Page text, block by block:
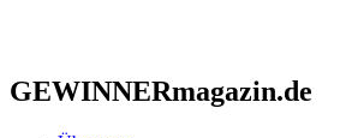
GEWINNERmagazin.de